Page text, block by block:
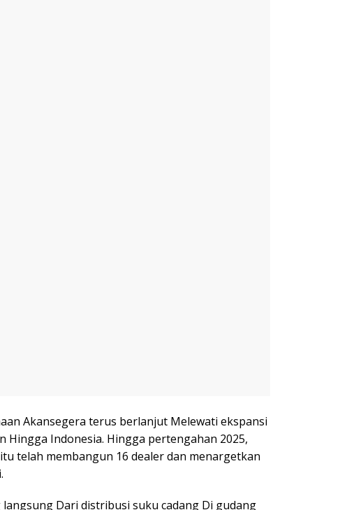
Akansegera terus berlanjut Melewati ekspansi
Hingga Indonesia. Hingga pertengahan 2025,
telah membangun 16 dealer dan menargetkan
Dari distribusi suku cadang Di gudang